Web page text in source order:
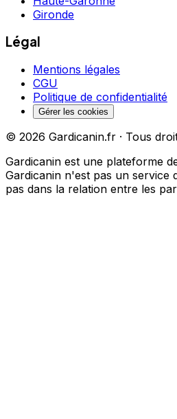
Gironde
Légal
Mentions légales
CGU
Politique de confidentialité
Gérer les cookies
© 2026 Gardicanin.fr · Tous
Gardicanin est une plateforme
Gardicanin n'est pas un service
pas dans la relation entre les